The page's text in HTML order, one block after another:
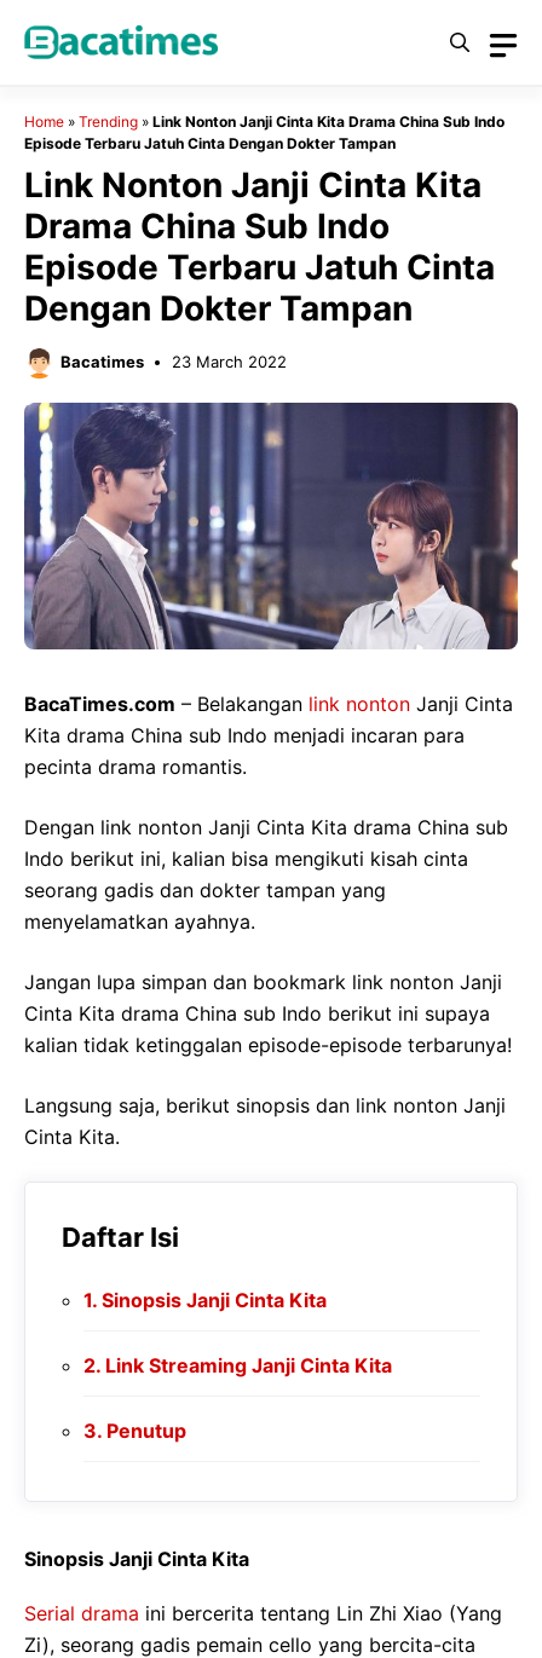
Home » Trending » Link Nonton Janji Cinta Kita Drama China Sub Indo
Episode Terbaru Jatuh Cinta Dengan Dokter Tampan
Link Nonton Janji Cinta Kita
Drama China Sub Indo
Episode Terbaru Jatuh Cinta
Dengan Dokter Tampan
Bacatimes 23 March 2022
BacaTimes.com – Belakangan link nonton Janji Cinta
Kita drama China sub Indo menjadi incaran para
pecinta drama romantis.
Dengan link nonton Janji Cinta Kita drama China sub
Indo berikut ini, kalian bisa mengikuti kisah cinta
seorang gadis dan dokter tampan yang
menyelamatkan ayahnya.
Jangan lupa simpan dan bookmark link nonton Janji
Cinta Kita drama China sub Indo berikut ini supaya
kalian tidak ketinggalan episode-episode terbarunya!
Langsung saja, berikut sinopsis dan link nonton Janji
Cinta Kita.
Daftar Isi
Sinopsis Janji Cinta Kita
Link Streaming Janji Cinta Kita
Penutup
Sinopsis Janji Cinta Kita
Serial drama ini bercerita tentang Lin Zhi Xiao (Yang
Zi), seorang gadis pemain cello yang bercita-cita